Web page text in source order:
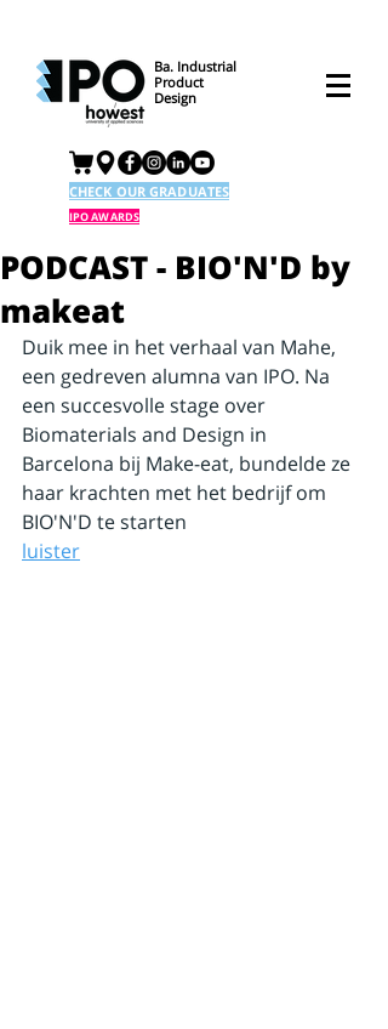
Ba. Industrial
Product
Design
CHECK OUR GRADUATES
IPO AWARDS
PODCAST - BIO'N'D by
makeat
Duik mee in het verhaal van Mahe,
een gedreven alumna van IPO. Na
een succesvolle stage over
Biomaterials and Design in
Barcelona bij Make-eat, bundelde ze
haar krachten met het bedrijf om
BIO'N'D te starten
luister